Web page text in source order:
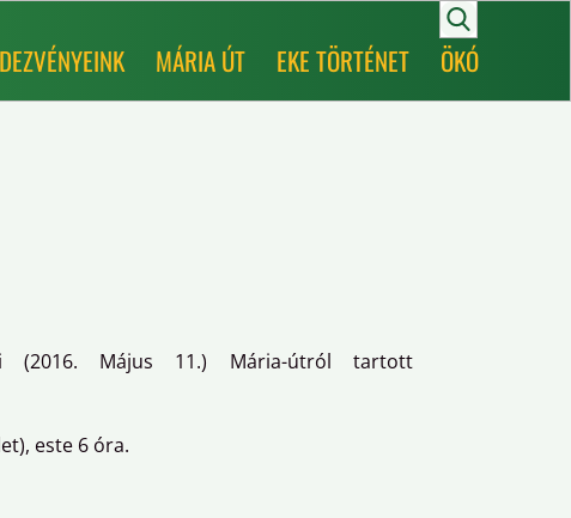
MÁRIA ÚT EKE TÖRTÉNET ÖKÓ
(2016. Május 11.) Mária-útról tartott
este 6 óra.